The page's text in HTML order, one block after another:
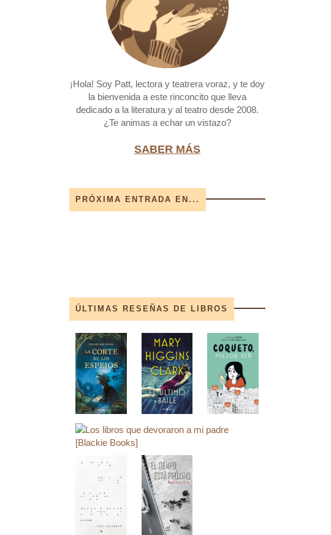
¡Hola! Soy Patt, lectora y teatrera voraz, y te doy
la bienvenida a este rinconcito que lleva
dedicado a la literatura y al teatro desde 2008.
¿Te animas a echar un vistazo?
SABER MÁS
PRÓXIMA ENTRADA EN...
ÚLTIMAS RESEÑAS DE LIBROS